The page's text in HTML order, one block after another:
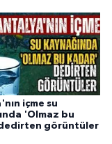
içme su
'Olmaz bu
görüntüler